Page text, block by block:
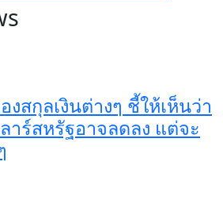
สกุลเงินต่างๆ ชี้ให้เห็นว่า
าร์สหรัฐอาจลดลง แต่จะ